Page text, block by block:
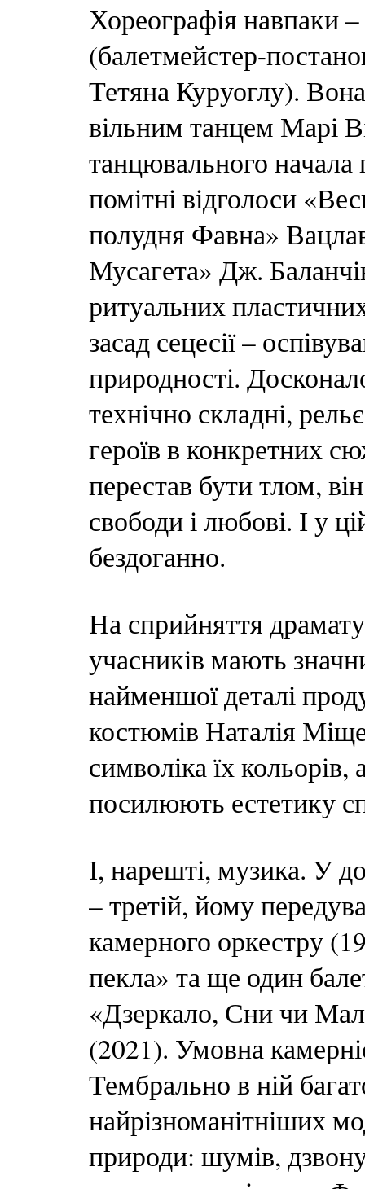
Хореографія навпаки
(балетмейстер-
Тетяна Куруоглу).
вільним танцем Марі
танцювального начала
помітні відголоси
полудня Фавна»
Мусагета» Дж.
ритуальних
засад сецесії –
природності.
технічно складні,
героїв в конкретних
перестав бути тлом,
свободи і любові. І у
бездоганно.
На сприйняття
учасників мають
найменшої деталі
костюмів Наталія
символіка їх
посилюють естетику
І, нарешті, музика. У
– третій, йому
камерного оркестру
пекла» та ще один
«Дзеркало, Сни чи
(2021). Умовна
Тембрально в ній
найрізноманітніших
природи: шумів,